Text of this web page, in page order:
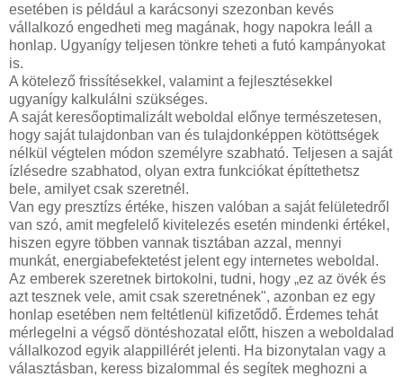
esetében is például a karácsonyi szezonban kevés
vállalkozó engedheti meg magának, hogy napokra leáll a
honlap. Ugyanígy teljesen tönkre teheti a futó kampányokat
is.
A kötelező frissítésekkel, valamint a fejlesztésekkel
ugyanígy kalkulálni szükséges.
A saját keresőoptimalizált weboldal előnye természetesen,
hogy saját tulajdonban van és tulajdonképpen kötöttségek
nélkül végtelen módon személyre szabható. Teljesen a saját
ízlésedre szabhatod, olyan extra funkciókat építtethetsz
bele, amilyet csak szeretnél.
Van egy presztízs értéke, hiszen valóban a saját felületedről
van szó, amit megfelelő kivitelezés esetén mindenki értékel,
hiszen egyre többen vannak tisztában azzal, mennyi
munkát, energiabefektetést jelent egy internetes weboldal.
Az emberek szeretnek birtokolni, tudni, hogy „ez az övék és
azt tesznek vele, amit csak szeretnének", azonban ez egy
honlap esetében nem feltétlenül kifizetődő. Érdemes tehát
mérlegelni a végső döntéshozatal előtt, hiszen a weboldalad
vállalkozod egyik alappillérét jelenti. Ha bizonytalan vagy a
választásban, keress bizalommal és segítek meghozni a